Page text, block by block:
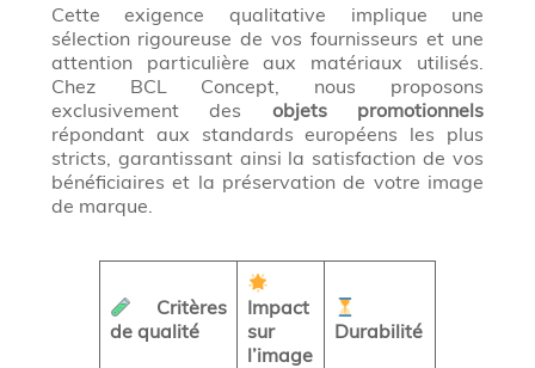
Cette exigence qualitative implique une
sélection rigoureuse de vos fournisseurs et une
attention particulière aux matériaux utilisés.
Chez BCL Concept, nous proposons
exclusivement des objets promotionnels
répondant aux standards européens les plus
stricts, garantissant ainsi la satisfaction de vos
bénéficiaires et la préservation de votre image
de marque.
Critères
de qualité
Impact
sur
l’image
Durabilité